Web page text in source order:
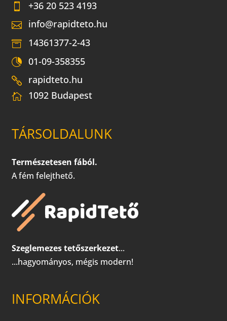
+36 20 523 4193
info@rapidteto.hu
14361377-2-43
01-09-358355
rapidteto.hu
1092 Budapest
TÁRSOLDALUNK
Természetesen fából.
A fém felejthető.
Szeglemezes tetőszerkezet...
...hagyományos, mégis modern!
INFORMÁCIÓK